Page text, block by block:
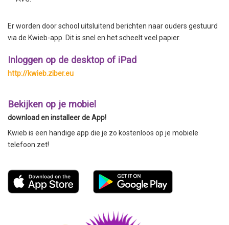
Er worden door school uitsluitend berichten naar ouders gestuurd
via de Kwieb-app. Dit is snel en het scheelt veel papier.
Inloggen op de desktop of iPad
http://kwieb.ziber.eu
Bekijken op je mobiel
download en installeer de App!
Kwieb is een handige app die je zo kostenloos op je mobiele
telefoon zet!